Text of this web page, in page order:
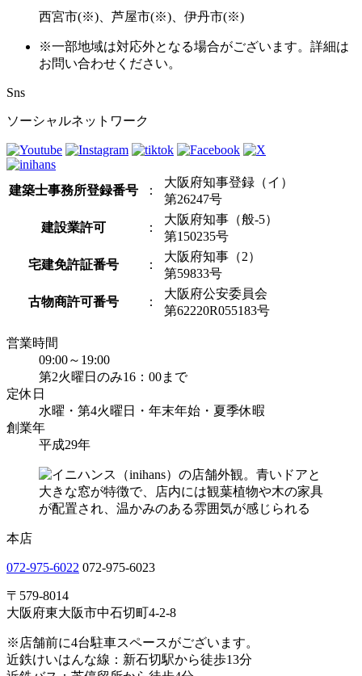
西宮市(※)、芦屋市(※)、伊丹市(※)
※一部地域は対応外となる場合がございます。詳細は
お問い合わせください。
Sns
ソーシャルネットワーク
建築士事務所登録番号 ：
大阪府知事登録（イ）
第26247号
建設業許可 ：
大阪府知事（般-5）
第150235号
宅建免許証番号 ：
大阪府知事（2）
第59833号
古物商許可番号 ：
大阪府公安委員会
第62220R055183号
営業時間
09:00～19:00
第2火曜日のみ16：00まで
定休日
水曜・第4火曜日・年末年始・夏季休暇
創業年
平成29年
本店
072-975-6022 072-975-6023
〒579-8014
大阪府東大阪市中石切町4-2-8
※店舗前に4台駐車スペースがございます。
近鉄けいはんな線：新石切駅から徒歩13分